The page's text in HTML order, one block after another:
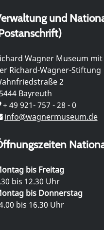
und
Wagner Museum
Richard-Wagner-Stiftung
2
Bayreuth
+ 49 921- 757 - 28 - 0
info@wagnermuseum.de
bis Freitag
bis 12.30 Uhr
bis Donnerstag
bis 16.30 Uhr